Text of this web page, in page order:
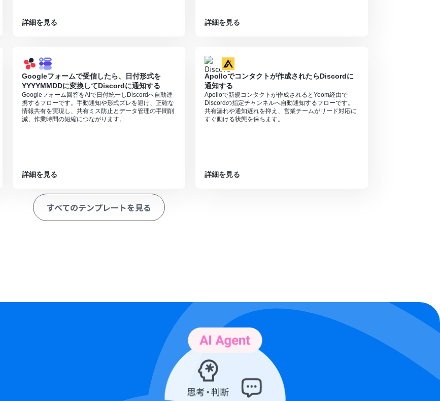
詳細を見る 詳細を見る
Googleフォームで受信したら、日付形式を
YYYYMMDDに変換してDiscordに通知する
Googleフォーム回答をAIで日付統一しDiscordへ自動連
携するフローです。手動通知や形式ズレを避け、正確な
情報共有を実現し、共有ミス防止とデータ管理の手間削
減、作業時間の短縮につながります。
詳細を見る
Apolloでコンタクトが作成されたらDiscordに
通知する
Apolloで新規コンタクトが作成されるとYoom経由で
Discordの指定チャンネルへ自動通知するフローです。
共有漏れや通知遅れを抑え、営業チームがリード対応に
すぐ動ける状態を保ちます。
詳細を見る
すべてのテンプレートを見る